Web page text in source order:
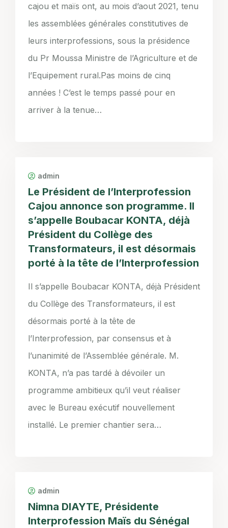
cajou et maïs ont, au mois d’aout 2021, tenu
les assemblées générales constitutives de
leurs interprofessions, sous la présidence
du Pr Moussa Ministre de l’Agriculture et de
l’Equipement rural.Pas moins de cinq
années ! C’est le temps passé pour en
arriver à la tenue…
admin
Le Président de l’Interprofession
Cajou annonce son programme. Il
s’appelle Boubacar KONTA, déjà
Président du Collège des
Transformateurs, il est désormais
porté à la tête de l’Interprofession
Il s’appelle Boubacar KONTA, déjà Président
du Collège des Transformateurs, il est
désormais porté à la tête de
l’Interprofession, par consensus et à
l’unanimité de l’Assemblée générale. M.
KONTA, n’a pas tardé à dévoiler un
programme ambitieux qu’il veut réaliser
avec le Bureau exécutif nouvellement
installé. Le premier chantier sera…
admin
Nimna DIAYTE, Présidente
Interprofession Maïs du Sénégal